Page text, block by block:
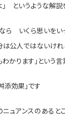
」 というような解説
ら いくら思いをい
公人ではないけれ
かります」という
添効果」です
ュアンスのある